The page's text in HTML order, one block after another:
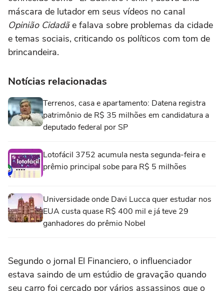
máscara de lutador em seus vídeos no canal
Opinião Cidadãe falava sobre problemas da cidade
e temas sociais, criticando os políticos com tom de
brincandeira.
Notícias relacionadas
Terrenos, casa e apartamento: Datena registra
patrimônio de R$ 35 milhões em candidatura a
deputado federal por SP
Lotofácil 3752 acumula nesta segunda-feira e
prêmio principal sobe para R$ 5 milhões
Universidade onde Davi Lucca quer estudar nos
EUA custa quase R$ 400 mil e já teve 29
ganhadores do prêmio Nobel
Segundo o jornal El Financiero, o influenciador
estava saindo de um estúdio de gravação quando
seu carro foi cercado por vários assassinos que o